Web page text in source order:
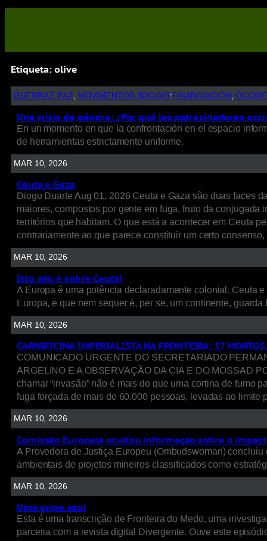
Etiqueta:olive
GUERRA E PAZ, MOVIMENTOS SOCIAIS: FINANCIACIÓN ,
Una crisis de género: ¿Por qué los patrocinadores
En un momento en que la confrontación en el espacio
de herramientas estrictamente uniforme.
MAR 10, 2026
Ceuta e Gaza
Diogo Duarte Aug 01, 2026 Ceuta e Gaza são duas faces
maiores, compostos por gente em fuga, fruto da
territórios que habitam. O que está a acontecer em Ceuta
contrariamente ao que parece constituir um certo
MAR 10, 2026
Isto não é sobre Ceuta!
A Europa é uma potência declaradamente colonial. Ceuta
Europa, e que nem sequer é, per se, um continente,
MAR 10, 2026
CARNIFICINA IMPERIALISTA NA FRONTEIRA: 57
COMUNICADO URGENTE DO SECRETARIADO
ARGELINO E A OBSERVAÇÃO DA CIA E DO MOSSAD
chamar “invasão” não é mais do que uma cortina de fumo
fuga forçada de mais de 60.000 pessoas, levadas ao
MAR 10, 2026
Comissão Europeia ocultou informação sobre o
A Provedora de Justiça Europeu (Ombudswoman)
ambientais de projetos mineiros classificados como
MAR 10, 2026
Uma gripe azul
Esta é uma transcrição de Fronteira do Medo, uma
parceria com a revista digital Divergente. Ouve este